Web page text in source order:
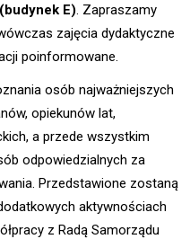
E). Zapraszamy
zajęcia dydaktyczne
poinformowane.
osób najważniejszych
opiekunów lat,
a przede wszystkim
odpowiedzialnych za
Przedstawione zostaną
aktywnościach
z Radą Samorządu